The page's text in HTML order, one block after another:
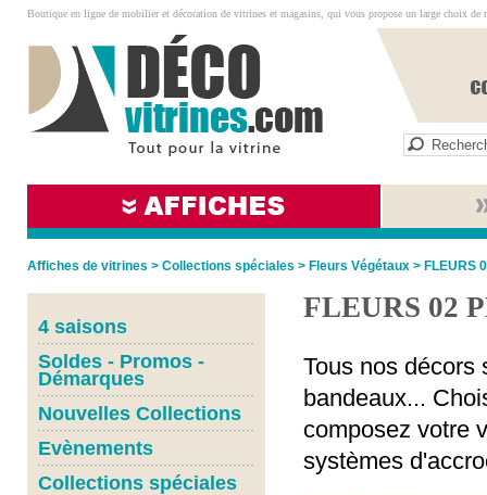
Boutique en ligne de mobilier et décoration de vitrines et magasins, qui vous propose un large choix de
Affiches de vitrines > Collections spéciales > Fleurs Végétaux > FLEURS
4 saisons
Soldes - Promos -
Démarques
Nouvelles Collections
Evènements
Collections spéciales
FLEURS 02
Tous nos décors
bandeaux...
composez votre
systèmes